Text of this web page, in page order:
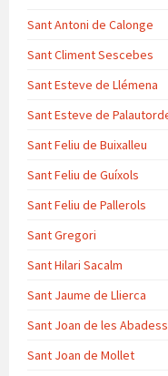
Sant Antoni de Calonge
Sant Climent Sescebes
Sant Esteve de Llémena
Sant Esteve de
Sant Feliu de Buixalleu
Sant Feliu de Guíxols
Sant Feliu de Pallerols
Sant Gregori
Sant Hilari Sacalm
Sant Jaume de Llierca
Sant Joan de les
Sant Joan de Mollet